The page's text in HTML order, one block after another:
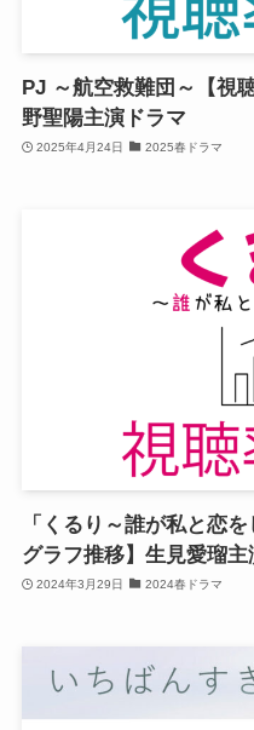
PJ ～航空救難団～【視
野聖陽主演ドラマ
2025年4月24日 2025春ドラマ
「くるり～誰が私と恋
グラフ推移】生見愛瑠主
2024年3月29日 2024春ドラマ